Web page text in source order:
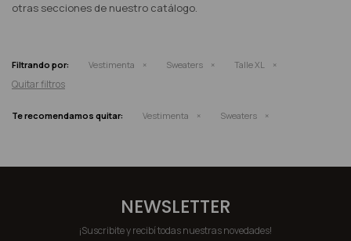
otras secciones de nuestro catálogo.
Filtrando por: Vestimenta Sweaters Talle XL
Quitar filtros
Te recomendamos quitar: Vestimenta Sweaters
NEWSLETTER
¡Suscribite y recibí todas nuestras novedades!